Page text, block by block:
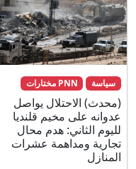
سياسة PNN مختارات
(محدث) الاحتلال يواصل
عدوانه على مخيم قلنديا
لليوم الثاني: هدم محال
تجارية ومداهمة عشرات
المنازل